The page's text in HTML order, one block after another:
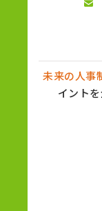
未来の人事
イント